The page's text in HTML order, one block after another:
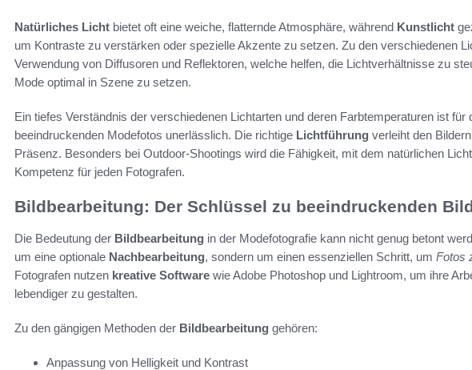
Natürliches Licht bietet oft eine weiche, flatternde Atmosphäre, während Kunstlicht
um Kontraste zu verstärken oder spezielle Akzente zu setzen. Zu den verschiedenen
Verwendung von Diffusoren und Reflektoren, welche helfen, die Lichtverhältnisse zu
Mode optimal in Szene zu setzen.
Ein tiefes Verständnis der verschiedenen Lichtarten und deren Farbtemperaturen ist für
beeindruckenden Modefotos unerlässlich. Die richtige Lichtführung verleiht den
Präsenz. Besonders bei Outdoor-Shootings wird die Fähigkeit, mit dem natürlichen
Kompetenz für jeden Fotografen.
Bildbearbeitung: Der Schlüssel zu beeindruckenden
Die Bedeutung der Bildbearbeitung in der Modefotografie kann nicht genug betont
um eine optionale Nachbearbeitung, sondern um einen essenziellen Schritt, um Fotos
Fotografen nutzen kreative Software wie Adobe Photoshop und Lightroom, um ihre
lebendiger zu gestalten.
Zu den gängigen Methoden der Bildbearbeitung gehören:
Anpassung von Helligkeit und Kontrast